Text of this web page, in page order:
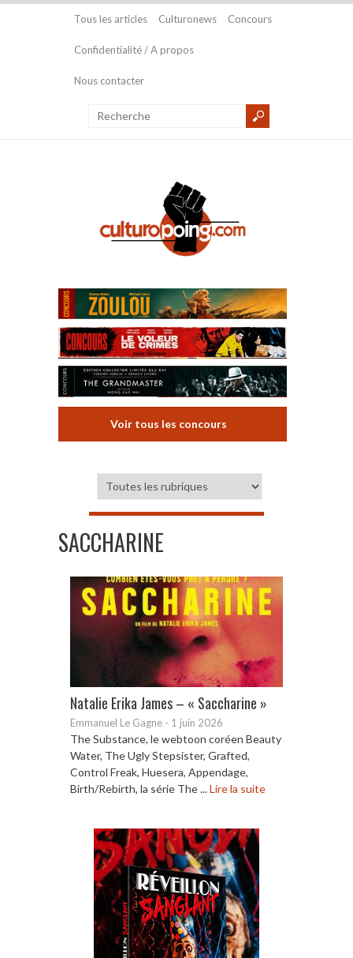
Tous les articles Culturonews Concours
Confidentialité / A propos
Nous contacter
Voir tous les concours
SACCHARINE
Natalie Erika James – « Saccharine »
Emmanuel Le Gagne - 1 juin 2026
The Substance, le webtoon coréen Beauty
Water, The Ugly Stepsister, Grafted,
Control Freak, Huesera, Appendage,
Birth/Rebirth, la série The ...Lire la suite